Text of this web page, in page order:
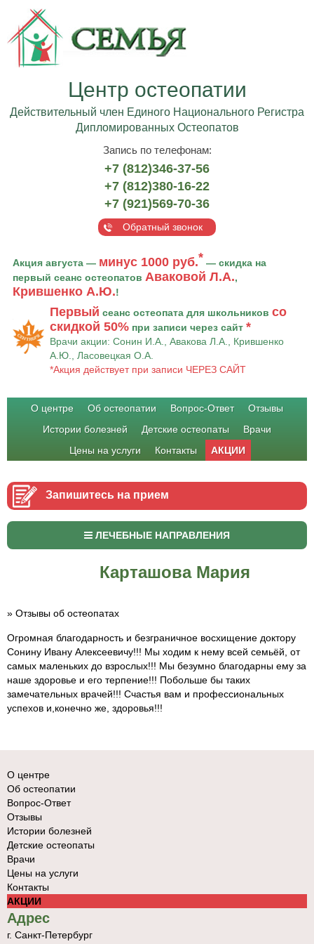
Центр остеопатии
Действительный член Единого Национального Регистра
Дипломированных Остеопатов
Запись по телефонам:
+7 (812)346-37-56
+7 (812)380-16-22
+7 (921)569-70-36
Обратный звонок
Акция августа — минус 1000 руб.* — скидка на
первый сеанс остеопатов Аваковой Л.А.,
Крившенко А.Ю.!
Первый сеанс остеопата для школьников со
скидкой 50% при записи через сайт *
Врачи акции: Сонин И.А., Авакова Л.А., Крившенко
А.Ю., Ласовецкая О.А.
*Акция действует при записи ЧЕРЕЗ САЙТ
О центре Об остеопатии Вопрос-Ответ
Отзывы
Истории болезней
Детские остеопаты
Врачи
Цены на услуги
Контакты АКЦИИ
Запишитесь на прием
ЛЕЧЕБНЫЕ НАПРАВЛЕНИЯ
Карташова Мария
» Отзывы об остеопатах
Огромная благодарность и безграничное восхищение доктору
Сонину Ивану Алексеевичу!!! Мы ходим к нему всей семьёй, от
самых маленьких до взрослых!!! Мы безумно благодарны ему за
наше здоровье и его терпение!!! Побольше бы таких
замечательных врачей!!! Счастья вам и профессиональных
успехов и,конечно же, здоровья!!!
О центре
Об остеопатии
Вопрос-Ответ
Отзывы
Истории болезней
Детские остеопаты
Врачи
Цены на услуги
Контакты
АКЦИИ
Адрес
г. Санкт-Петербург